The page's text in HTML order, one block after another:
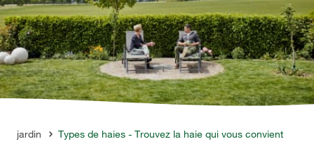
Conseils
Thèmes
Qui sommes-nous ?
jardin Types de haies - Trouvez la haie qui vous convient